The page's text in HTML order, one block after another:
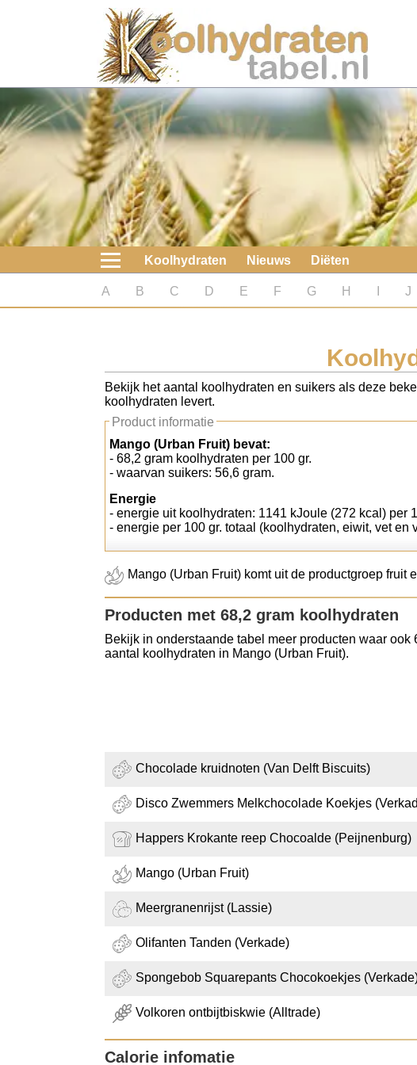
Koolhydraten
Nieuws
Koolhydraatarme diëten
Boeken
koolhydraatarme diëten
Diabetes test
Koolhydraten tellen
Koolhydraten Nieuws Diëten
A B C D E F G H J
Bekijk het aantal koolhydraten en suikers als deze
koolhydraten levert.
Product informatie
Mango (Urban Fruit) bevat:
- 68,2 gram koolhydraten per 100 gr.
- waarvan suikers: 56,6 gram.
Energie
- energie uit koolhydraten: 1141 kJoule (272 kcal) per
- energie per 100 gr. totaal (koolhydraten, eiwit, vet en
Mango (Urban Fruit) komt uit de productgroep fruit
Producten met 68,2 gram koolhydraten
Bekijk in onderstaande tabel meer producten waar
aantal koolhydraten in Mango (Urban Fruit).
Chocolade kruidnoten (Van Delft Biscuits)
Disco Zwemmers Melkchocolade Koekjes
Happers Krokante reep Chocoalde (Peijnenburg)
Mango (Urban Fruit)
Meergranenrijst (Lassie)
Olifanten Tanden (Verkade)
Spongebob Squarepants Chocokoekjes
Volkoren ontbijtbiskwie (Alltrade)
Calorie infomatie